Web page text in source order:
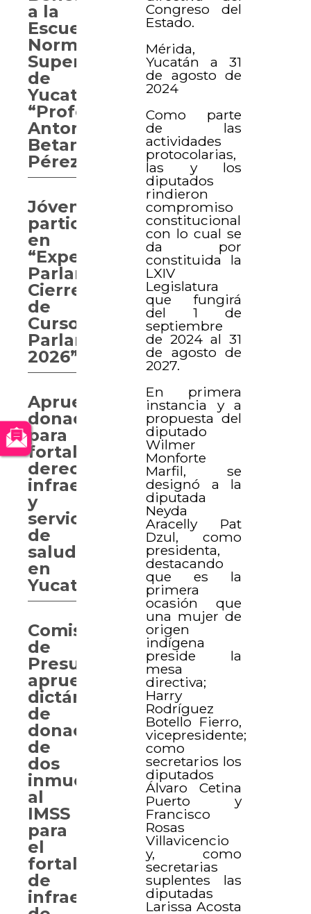
Congreso del
Estado.
Mérida,
Yucatán a 31
de agosto de
2024
Como parte
de las
actividades
protocolarias,
las y los
diputados
rindieron
compromiso
constitucional
con lo cual se
da por
constituida la
LXIV
Legislatura
que fungirá
del 1 de
septiembre
de 2024 al 31
de agosto de
2027.
En primera
instancia y a
propuesta del
diputado
Wilmer
Monforte
Marfil, se
designó a la
diputada
Neyda
Aracelly Pat
Dzul, como
presidenta,
destacando
que es la
primera
ocasión que
una mujer de
origen
indígena
preside la
mesa
directiva;
Harry
Rodríguez
Botello Fierro,
vicepresidente;
como
secretarios los
diputados
Álvaro Cetina
Puerto y
Francisco
Rosas
Villavicencio
y, como
secretarias
suplentes las
diputadas
Larissa Acosta
a la
Escuela
Normal
Superior
de
Yucatán
“Profesor
Antonio
Betancourt
Pérez”
Jóvenes
participan
en
“Experiencia
Parlamentaria.
Cierre
de
Curso
Parlamentario
2026”
Aprueban
donaciones
para
fortalecer
derechos,
infraestructura
y
servicios
de
salud
en
Yucatán
Comisión
de
Presupuesto
aprueba
dictámenes
de
donación
de
dos
inmuebles
al
IMSS
para
el
fortalecimiento
de
infraestructura